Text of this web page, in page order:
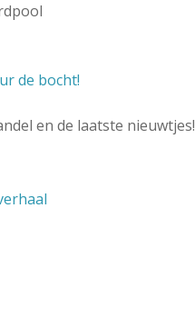
de bocht!
en de laatste nieuwtjes!